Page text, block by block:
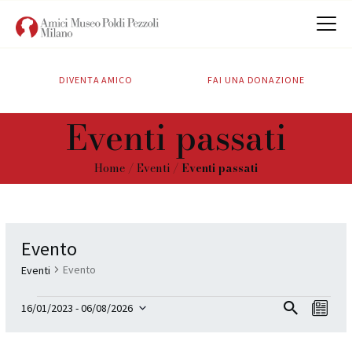
DIVENTA AMICO FAI UNA DONAZIONE
Eventi passati
Home Eventi Eventi passati
ATTIVITÀ
SOSTIENICI
CONTATTI
Evento
Eventi Evento
E
Cer
E
v
L
16/01/2023 - 06/08/2026